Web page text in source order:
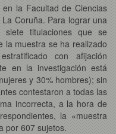
la Facultad de Ciencias
Coruña. Para lograr una
siete titulaciones que se
la muestra se ha realizado
con afijación
en la investigación está
y 30% hombres); sin
contestaron a todas las
incorrecta, a la hora de
la «muestra
por 607 sujetos.